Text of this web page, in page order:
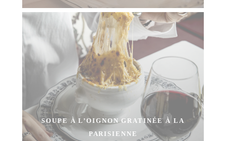
SOUPE À L’OIGNON GRATINÉE À LA
PARISIENNE